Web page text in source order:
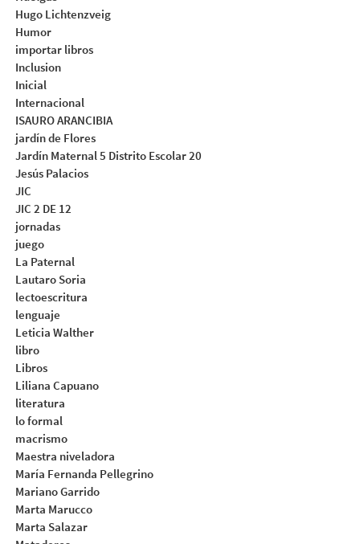
Hugo Lichtenzveig
Humor
importar libros
Inclusion
Inicial
Internacional
ISAURO ARANCIBIA
jardín de Flores
Jardín Maternal 5 Distrito Escolar 20
Jesús Palacios
JIC
JIC 2 DE 12
jornadas
juego
La Paternal
Lautaro Soria
lectoescritura
lenguaje
Leticia Walther
libro
Libros
Liliana Capuano
literatura
lo formal
macrismo
Maestra niveladora
María Fernanda Pellegrino
Mariano Garrido
Marta Marucco
Marta Salazar